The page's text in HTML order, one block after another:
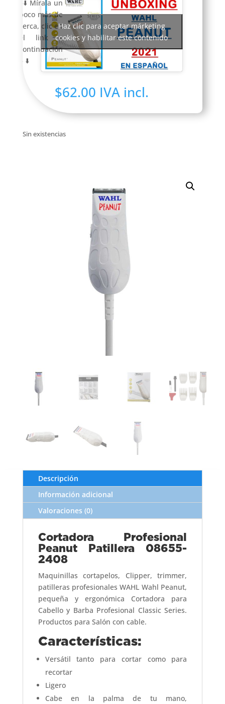
⬇️⬇️ Mírala un
poco más de
cerca, clic en
el link a
continuación
⬇️ ⬇️
Haz clic para aceptar márketing
cookies y habilitar este contenido
$62.00 IVA incl.
Sin existencias
Descripción
Información adicional
Valoraciones (0)
Cortadora Profesional
Peanut Patillera 08655-
2408
Maquinillas cortapelos, Clipper, trimmer,
patilleras profesionales WAHL Wahl Peanut,
pequeña y ergonómica Cortadora para
Cabello y Barba Profesional Classic Series.
Productos para Salón con cable.
Características:
Versátil tanto para cortar como para
recortar
Ligero
Cabe en la palma de tu mano,